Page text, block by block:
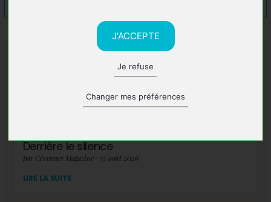
J'ACCEPTE
Je refuse
Changer mes préférences
A lire également
Derrière le silence
par Cévennes Magazine - 15 août 2026
LIRE LA SUITE